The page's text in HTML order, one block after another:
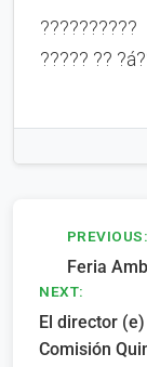
??????????
????? ??
entradas
PREVIOUS:
Feria
NEXT:
El director
Comisión